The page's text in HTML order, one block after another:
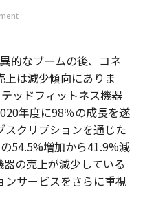
的なブームの後、コネ
は減少傾向にありま
ッドフィットネス機器
年度に98％の成長を遂
クリプションを通じた
54.5%増加から41.9%減
の売上が減少している
ンサービスをさらに重視